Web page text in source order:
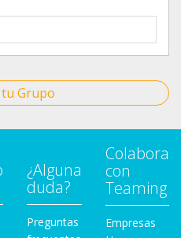
Grupo
¿Alguna
duda?
Preguntas
Colabora
con
Teaming
Empresas